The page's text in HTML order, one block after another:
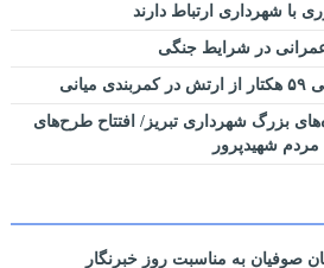
بزرگ شهرداری تبریز/ افتتاح طرح‌های
شهیدپرور
صوفیان به مناسبت روز خبرنگار